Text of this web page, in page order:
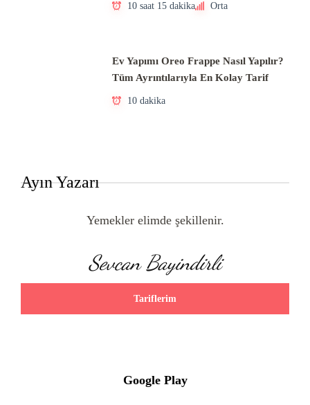
10 saat 15 dakika Orta
Ev Yapımı Oreo Frappe Nasıl Yapılır?
Tüm Ayrıntılarıyla En Kolay Tarif
10 dakika
Ayın Yazarı
Yemekler elimde şekillenir.
Sevcan Bayindirli
Tariflerim
Google Play